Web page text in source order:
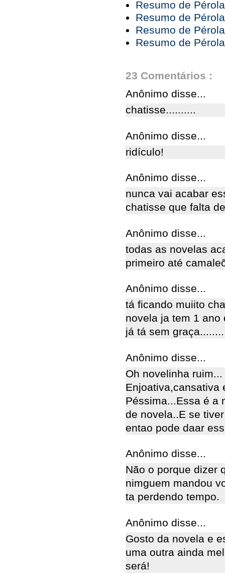
Resumo de
Resumo de
Resumo de
Resumo de
23 Comentários :
Anônimo disse...
chatisse..........
Anônimo disse...
ridículo!
Anônimo disse...
nunca vai acabar
chatisse que falta
Anônimo disse...
todas as novelas
primeiro até
Anônimo disse...
tá ficando muiito
novela ja tem 1
já tá sem
Anônimo disse...
Oh novelinha ruim...
Enjoativa,cansativa
Péssima...Essa é a
de novela..E se
entao pode daar
Anônimo disse...
Não o porque dizer
nimguem mandou
ta perdendo tempo.
Anônimo disse...
Gosto da novela e
uma outra ainda
será!